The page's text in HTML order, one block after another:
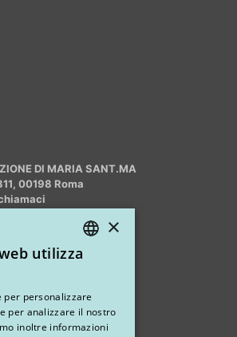
DI MARIA SANT.MA
00198 Roma
MED
×
utilizza
per personalizzare
per analizzare il nostro
inoltre informazioni